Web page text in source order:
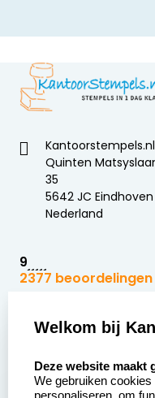
Kantoorstempels.nl
Quinten
35
5642 JC Eindhoven
Nederland
9
2377 beoordelingen
Zakelijk:
Aanvraag op maat
Betaling &
Welkom bij
Deze website maakt
We gebruiken
personaliseren, om